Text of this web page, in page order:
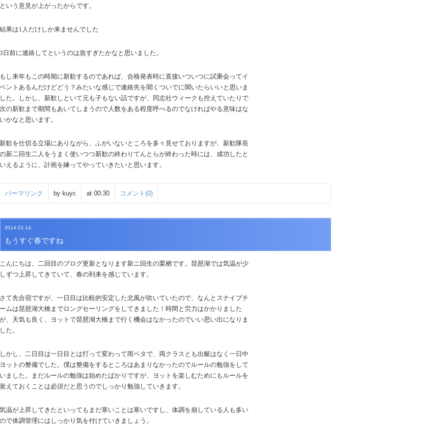
という意見が上がったからです。
結果は1 人だけしか来ませんでした
3 日前に連絡してというのは急すぎたかなと思いました。
もし来年もこの時期に新歓するのであれば、合格発表時に直接いついつに試乗会ってイ
ベントあるんだけどどう？みたいな感じで連絡先を聞くついでに聞いたらいいと思いま
した。しかし、新歓しといて元も子もない話ですが、同志社ウィークも控えていたりで
次の新歓まで期間もあいてしまうので人数をある程度呼べるのでなければやる意味はな
いかなと思います。
新歓を仕切る立場にありながら、ふがいないところを多々見せておりますが、新歓隊長
の新二回生二人をうまく使いつつ新歓の終わりてんとらが終わった時には、成功したと
いえるように、計画を練ってやっていきたいと思います。
パーマリンク by kuyc at 00:30 コメント(0)
2014.03.14.
もうすぐ春ですね
こんにちは、二回目のブログ更新となります新ニ回生の栗栖です。琵琶湖では気温が少
しずつ上昇してきていて、春の到来を感じています。
さて先合宿ですが、一日目は比較的安定した北風が吹いていたので、なんとスナイプチ
ームは琵琶湖大橋までロングセーリングをしてきました！時間と労力はかかりました
が、天気も良く、ヨットで琵琶湖大橋まで行く機会はなかったのでいい思い出になりま
した。
しかし、二日目は一日目とは打って変わって雨ベタで、両クラスとも出艇はなく一日中
ヨットの整備でした。僕は整備をするところはあまりなかったのでルールの勉強をして
いました。まだルールの勉強は始めたばかりですが、ヨットを楽しむためにもルールを
覚えておくことは必須だと思うのでしっかり勉強していきます。
気温が上昇してきたといってもまだ寒いことは寒いですし、体調を崩している人も多い
ので体調管理にはしっかり気を付けていきましょう。